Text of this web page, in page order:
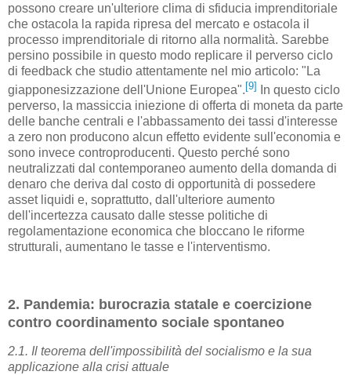
possono creare un'ulteriore clima di sfiducia imprenditoriale
che ostacola la rapida ripresa del mercato e ostacola il
processo imprenditoriale di ritorno alla normalità. Sarebbe
persino possibile in questo modo replicare il perverso ciclo
di feedback che studio attentamente nel mio articolo: "La
giapponesizzazione dell'Unione Europea".[9]
In questo ciclo
perverso, la massiccia iniezione di offerta di moneta da parte
delle banche centrali e l'abbassamento dei tassi d'interesse
a zero non producono alcun effetto evidente sull'economia e
sono invece controproducenti. Questo perché sono
neutralizzati dal contemporaneo aumento della domanda di
denaro che deriva dal costo di opportunità di possedere
asset liquidi e, soprattutto, dall'ulteriore aumento
dell'incertezza causato dalle stesse politiche di
regolamentazione economica che bloccano le riforme
strutturali, aumentano le tasse e l'interventismo.
2. Pandemia: burocrazia statale e coercizione
contro coordinamento sociale spontaneo
2.1. Il teorema dell'impossibilità del socialismo e la sua
applicazione alla crisi attuale